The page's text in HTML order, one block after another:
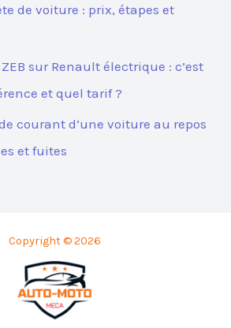
de voiture : prix, étapes et
sur Renault électrique : c’est
et quel tarif ?
courant d’une voiture au repos
et fuites
Copyright © 2026